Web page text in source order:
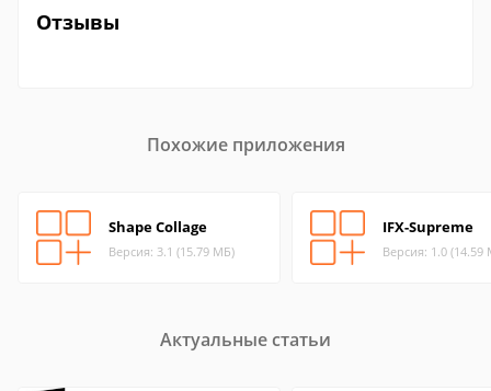
Отзывы
Похожие приложения
Shape Collage
Версия: 3.1 (15.79 МБ)
IFX-Supreme
Версия: 1.0 (14.59
Актуальные статьи